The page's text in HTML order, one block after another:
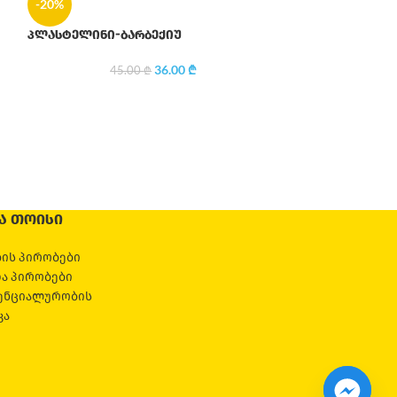
-20%
პლასტელინი-ბარბექიუ
45.00₾ 36.00₾
ᲗᲝᲘᲡᲘ
პირობები
პირობები